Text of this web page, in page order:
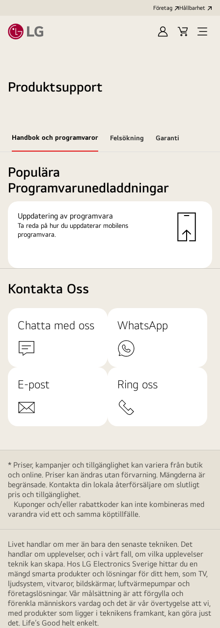
Företag Hållbarhet
LoggaKundvagn
Produktsupport
Handbok och programvaror Felsökning Garanti
Populära
Programvarunedladdningar
Uppdatering av programvara
Ta reda på hur du uppdaterar mobilens
programvara.
Kontakta Oss
Chatta med oss WhatsApp
E-post Ring oss
* Priser, kampanjer och tillgänglighet kan variera från butik
och online. Priser kan ändras utan förvarning. Mängderna är
begränsade. Kontakta din lokala återförsäljare om slutligt
pris och tillgänglighet.
Kuponger och/eller rabattkoder kan inte kombineras med
varandra vid ett och samma köptillfälle.
Livet handlar om mer än bara den senaste tekniken. Det
handlar om upplevelser, och i vårt fall, om vilka upplevelser
teknik kan skapa. Hos LG Electronics Sverige hittar du en
mängd smarta produkter och lösningar för ditt hem, som TV,
ljudsystem, vitvaror, bildskärmar, luftvärmepumpar och
företagslösningar. Vår målsättning är att förgylla och
förenkla människors vardag och det är vår övertygelse att vi,
med produkter som ligger i teknikens framkant, kan göra just
det. Life’s Good helt enkelt.